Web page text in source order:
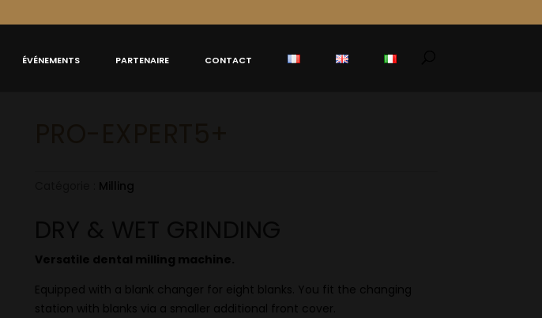
ÉVÉNEMENTS PARTENAIRE CONTACT
Milling
Versatile dental milling machine.
Equipped with a blank changer for eight blanks. You fit the changing
station with blanks via a smaller additional front cover.